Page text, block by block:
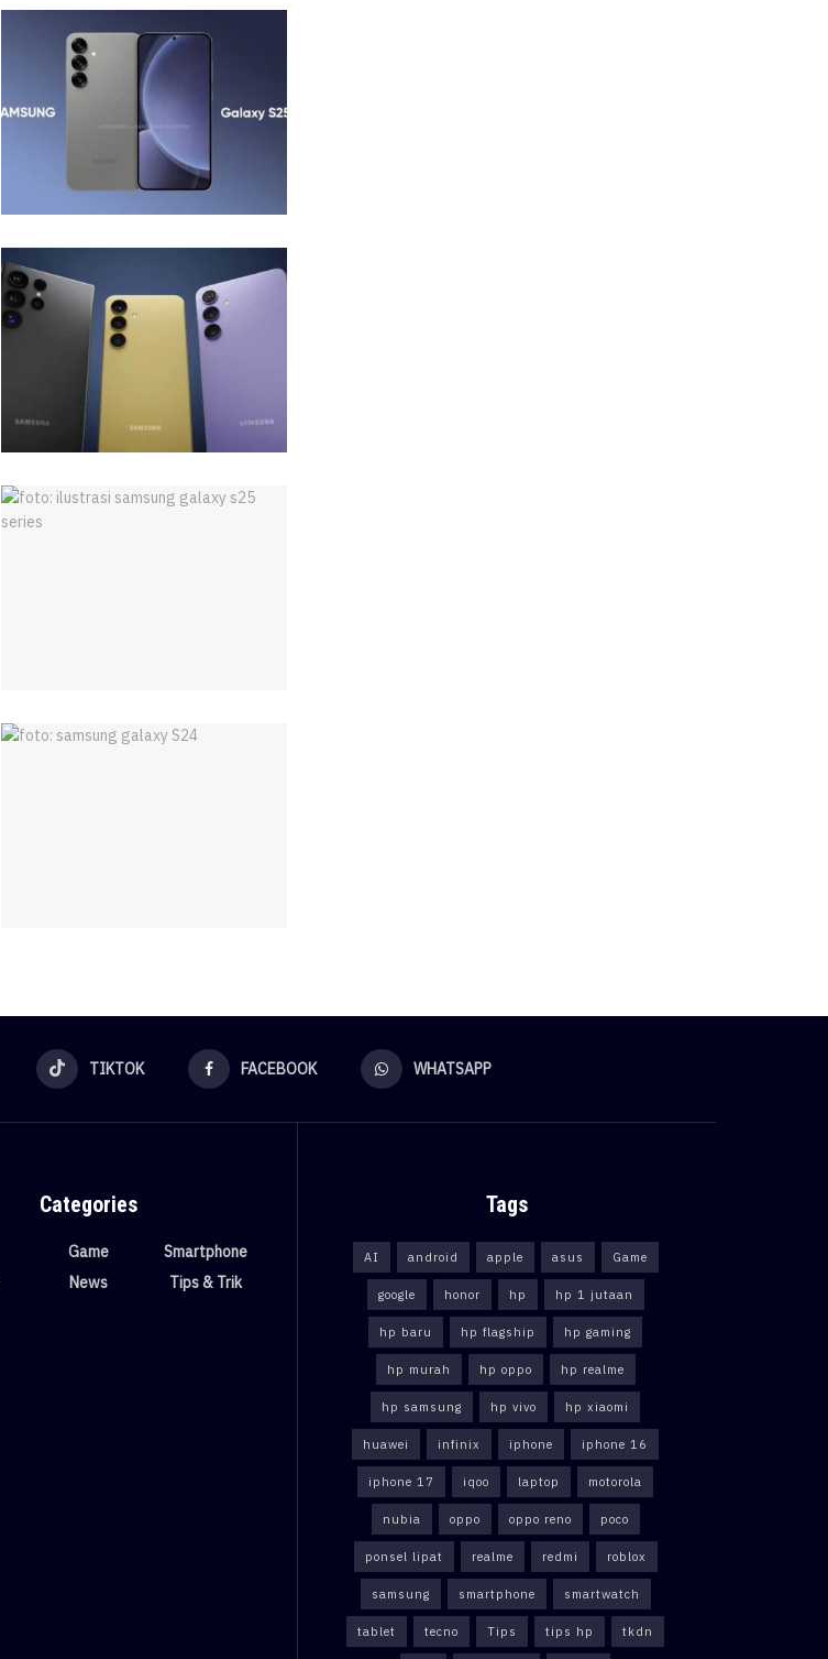
TIKTOK FACEBOOK WHATSAPP
Categories
Game
News
Smartphone
Tips & Trik
Tags
AI android apple asus Game
google honor hp hp 1 jutaan
hp baru hp flagship hp gaming
hp murah hp oppo hp realme
hp samsung hp vivo hp xiaomi
huawei infinix iphone iphone 16
iphone 17 iqoo laptop motorola
nubia oppo oppo reno poco
ponsel lipat realme redmi roblox
samsung smartphone smartwatch
tablet tecno Tips tips hp tkdn